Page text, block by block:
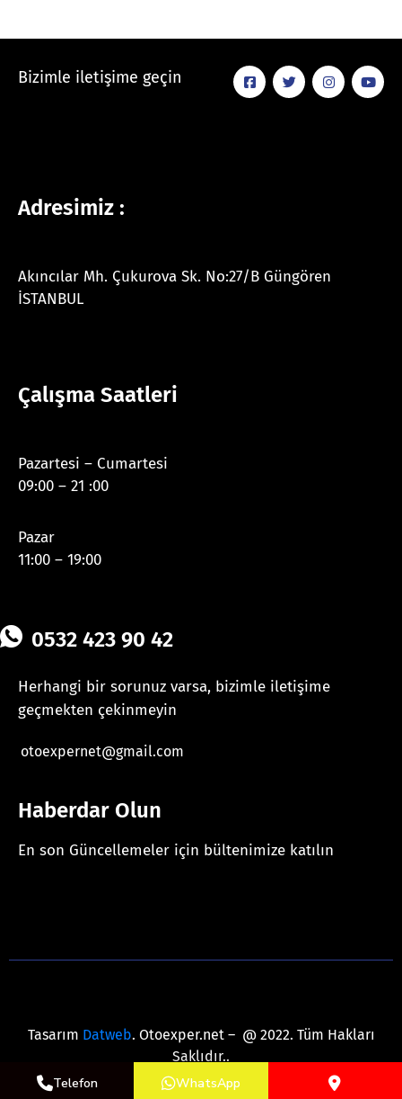
Bizimle iletişime geçin
Adresimiz :
Akıncılar Mh. Çukurova Sk. No:27/B Güngören
İSTANBUL
Çalışma Saatleri
Pazartesi – Cumartesi
09:00 – 21 :00
Pazar
11:00 – 19:00
0532 423 90 42
Herhangi bir sorunuz varsa, bizimle iletişime
geçmekten çekinmeyin
otoexpernet@gmail.com
Haberdar Olun
En son Güncellemeler için bültenimize katılın
Tasarım Datweb. Otoexper.net – @ 2022. Tüm Hakları
Saklıdır..
Telefon
WhatsApp